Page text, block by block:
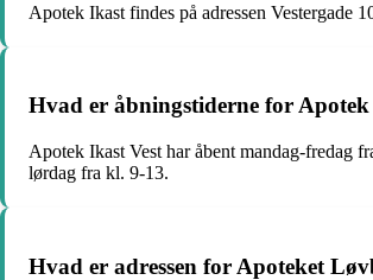
Apotek Ikast findes på adressen Vestergade
Hvad er åbningstiderne for Apotek
Apotek Ikast Vest har åbent mandag-fredag
lørdag fra kl. 9-13.
Hvad er adressen for Apoteket